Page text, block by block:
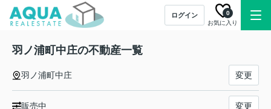
ログイン
お気に入り
0
羽ノ浦町中庄の不動産一覧
羽ノ浦町中庄 変更
販売中 変更